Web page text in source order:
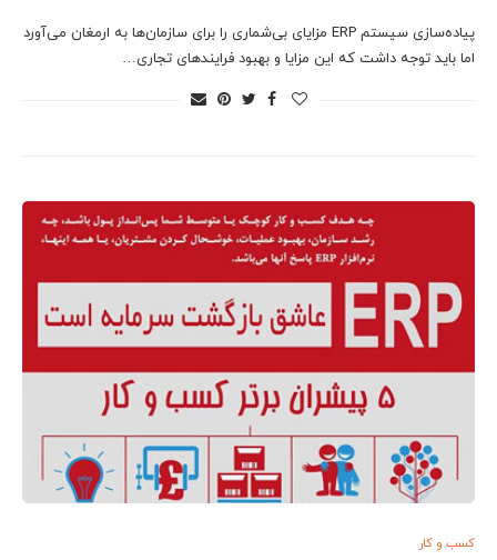
پياده‌سازی سيستم ERP مزايای بی‌شماری را برای سازمان‌ها به ارمغان می‌آورد
اما بايد توجه داشت که اين مزايا و بهبود فرايندهای تجاری…
کسب و کار